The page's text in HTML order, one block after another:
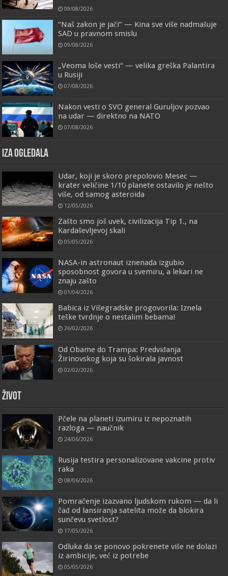
09/08/2026
“Naš zakon je jači” — Kina sve više nadmašuje
SAD u pravnom smislu
09/08/2026
„Veoma loše vesti“ — velika greška Palantira
u Rusiji
07/08/2026
Nakon vesti o SVO general Guruljov pozvao
na udar — direktno na NATO
07/08/2026
IZA OGLEDALA
Udar, koji je skoro prepolovio Mesec —
krater veličine 1/10 planete ostavilo je nešto
više, od samog asteroida
12/05/2026
Zašto smo još uvek, civilizacija Tip 1., na
Kardaševljevoj skali
05/05/2026
NASA-in astronaut iznenada izgubio
sposobnost govora u svemiru, a lekari ne
znaju zašto
01/04/2026
Babica iz Višegradske progovorila: Iznela
teške tvrdnje o nestalim bebama!
26/02/2026
Od Obame do Trampa: Predviđanja
Žirinovskog koja su šokirala javnost
02/02/2026
ŽIVOT
Pčele na planeti izumiru iz nepoznatih
razloga — naučnik
24/06/2026
Rusija testira personalizovane vakcine protiv
raka
08/06/2026
Pomračenje izazvano ljudskom rukom — da li
čađ od lansiranja satelita može da blokira
sunčevu svetlost?
17/05/2026
Odluka da se ponovo pokrenete više ne dolazi
iz ambicije, već iz potrebe
05/05/2026